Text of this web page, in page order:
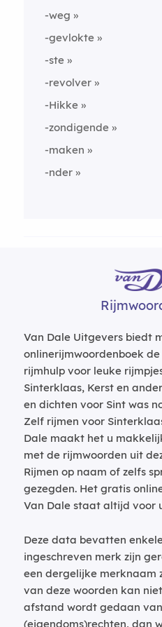
-weg
-gevlokte
-ste
-revolver
-Hikke
-zondigende
-maken
-nder
Van Dale Uitgevers biedt
onlinerijmwoordenboek
rijmhulp voor leuke
Sinterklaas, Kerst en
en dichten voor Sint was
Zelf rijmen voor
Dale maakt het u
met de rijmwoorden uit
Rijmen op naam of zelfs
gezegden. Het gratis
Van Dale staat altijd voor
Deze data bevatten
ingeschreven merk zijn
een dergelijke merknaam
van deze woorden kan
afstand wordt gedaan
(eigendoms)rechten, dan